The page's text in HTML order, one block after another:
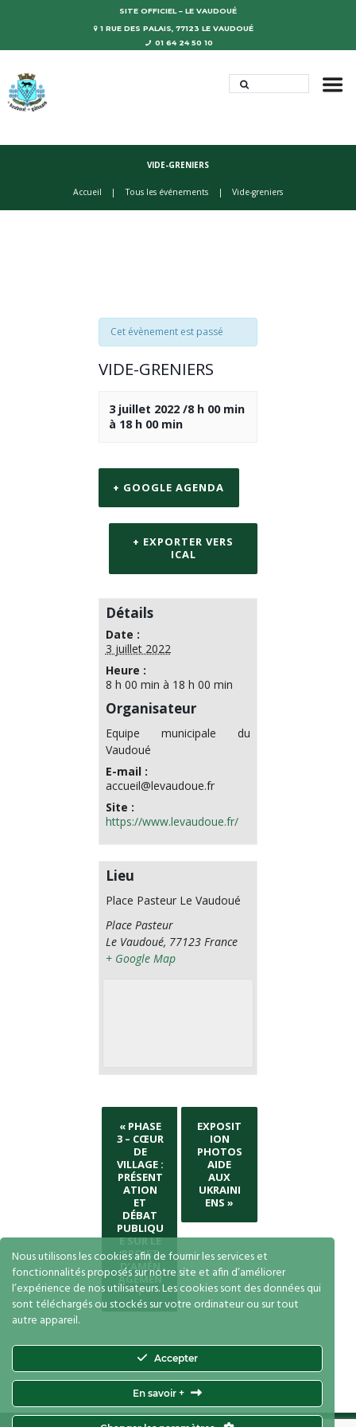
SITE OFFICIEL – LE VAUDOUÉ
1 RUE DES PALAIS, 77123 LE VAUDOUÉ
01 64 24 50 10
VIDE-GRENIERS
Accueil Tous les événements Vide-greniers
Cet évènement est passé
VIDE-GRENIERS
3 juillet 2022 /8 h 00 min
à 18 h 00 min
+ GOOGLE AGENDA
+ EXPORTER VERS
ICAL
Détails
Date :
3 juillet 2022
Heure :
8 h 00 min à 18 h 00 min
Organisateur
Equipe municipale du
Vaudoué
E-mail :
accueil@levaudoue.fr
Site :
https://www.levaudoue.fr/
Lieu
Place Pasteur Le Vaudoué
Place Pasteur
Le Vaudoué, 77123 France
+ Google Map
«PHASE
3 – CŒUR
DE
VILLAGE :
PRÉSENT
ATION
ET
DÉBAT
PUBLIQU
E SUR LE
PROJET
D’AMÉN
AGEMEN
T
EXPOSIT
ION
PHOTOS
AIDE
AUX
UKRAINI
ENS »
Nous utilisons les cookies afin de fournir les services et
fonctionnalités proposés sur notre site et afin d’améliorer
l’expérience de nos utilisateurs. Les cookies sont des données qui
sont téléchargés ou stockés sur votre ordinateur ou sur tout
autre appareil.
Accepter
En savoir +